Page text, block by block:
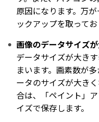
原因になります。万
ックアップを取って
画像のデータサイズが
データサイズが大き
まいます。画素数が
ータのサイズが大き
合は、「ペイント」
イズで保存します。